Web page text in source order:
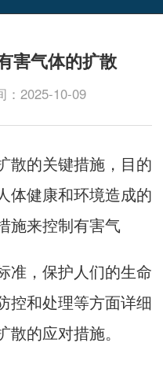
害气体的扩散
：2025-10-09
散的关键措施，目的
体健康和环境造成的
施来控制有害气
准，保护人们的生命
控和处理等方面详细
的应对措施。